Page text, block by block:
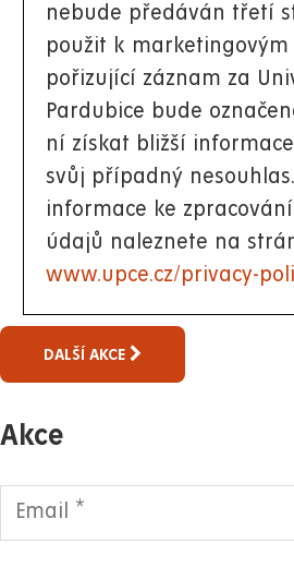
nebude předáván třetí
použit k marketingovým
pořizující záznam za
Pardubice bude
ní získat bližší
svůj případný
informace ke
údajů naleznete na
www.upce.cz/privacy-
DALŠÍ AKCE
Akce